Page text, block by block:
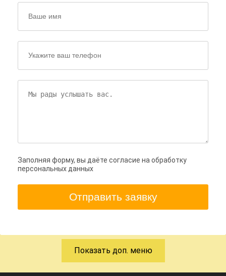
Заполняя форму, вы даёте согласие на обработку
персональных данных
Отправить заявку
Показать доп. меню